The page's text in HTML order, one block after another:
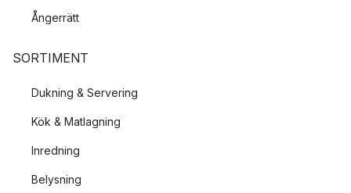
Ångerrätt
SORTIMENT
Dukning & Servering
Kök & Matlagning
Inredning
Belysning